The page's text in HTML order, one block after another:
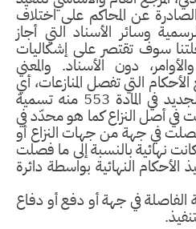
الصادرة عن المحاكم على اختلاف
وسائر الأسناد التي أجاز
سوف تقتصر على إشكاليات
دون الأسناد. والمعني
التي تفصل المنازعات، أي
تلك التي يعطيها القانون الجديد في المادة 553 منه تسمية
في أصل النزاع كما هو محدّد في
أم فصلت في جهة من جهات النزاع أو
نهائية بالنسبة إلى ما فصلت
الأحكام النهائية بواسطة دائرة
الفاصلة في جهة أو دفع أو دفاع